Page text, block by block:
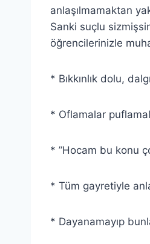
anlaşılmamaktan
Sanki suçlu
öğrencilerinizle
* Bıkkınlık dolu,
* Oflamalar
* ”Hocam bu konu
* Tüm gayretiyle
* Dayanamayıp